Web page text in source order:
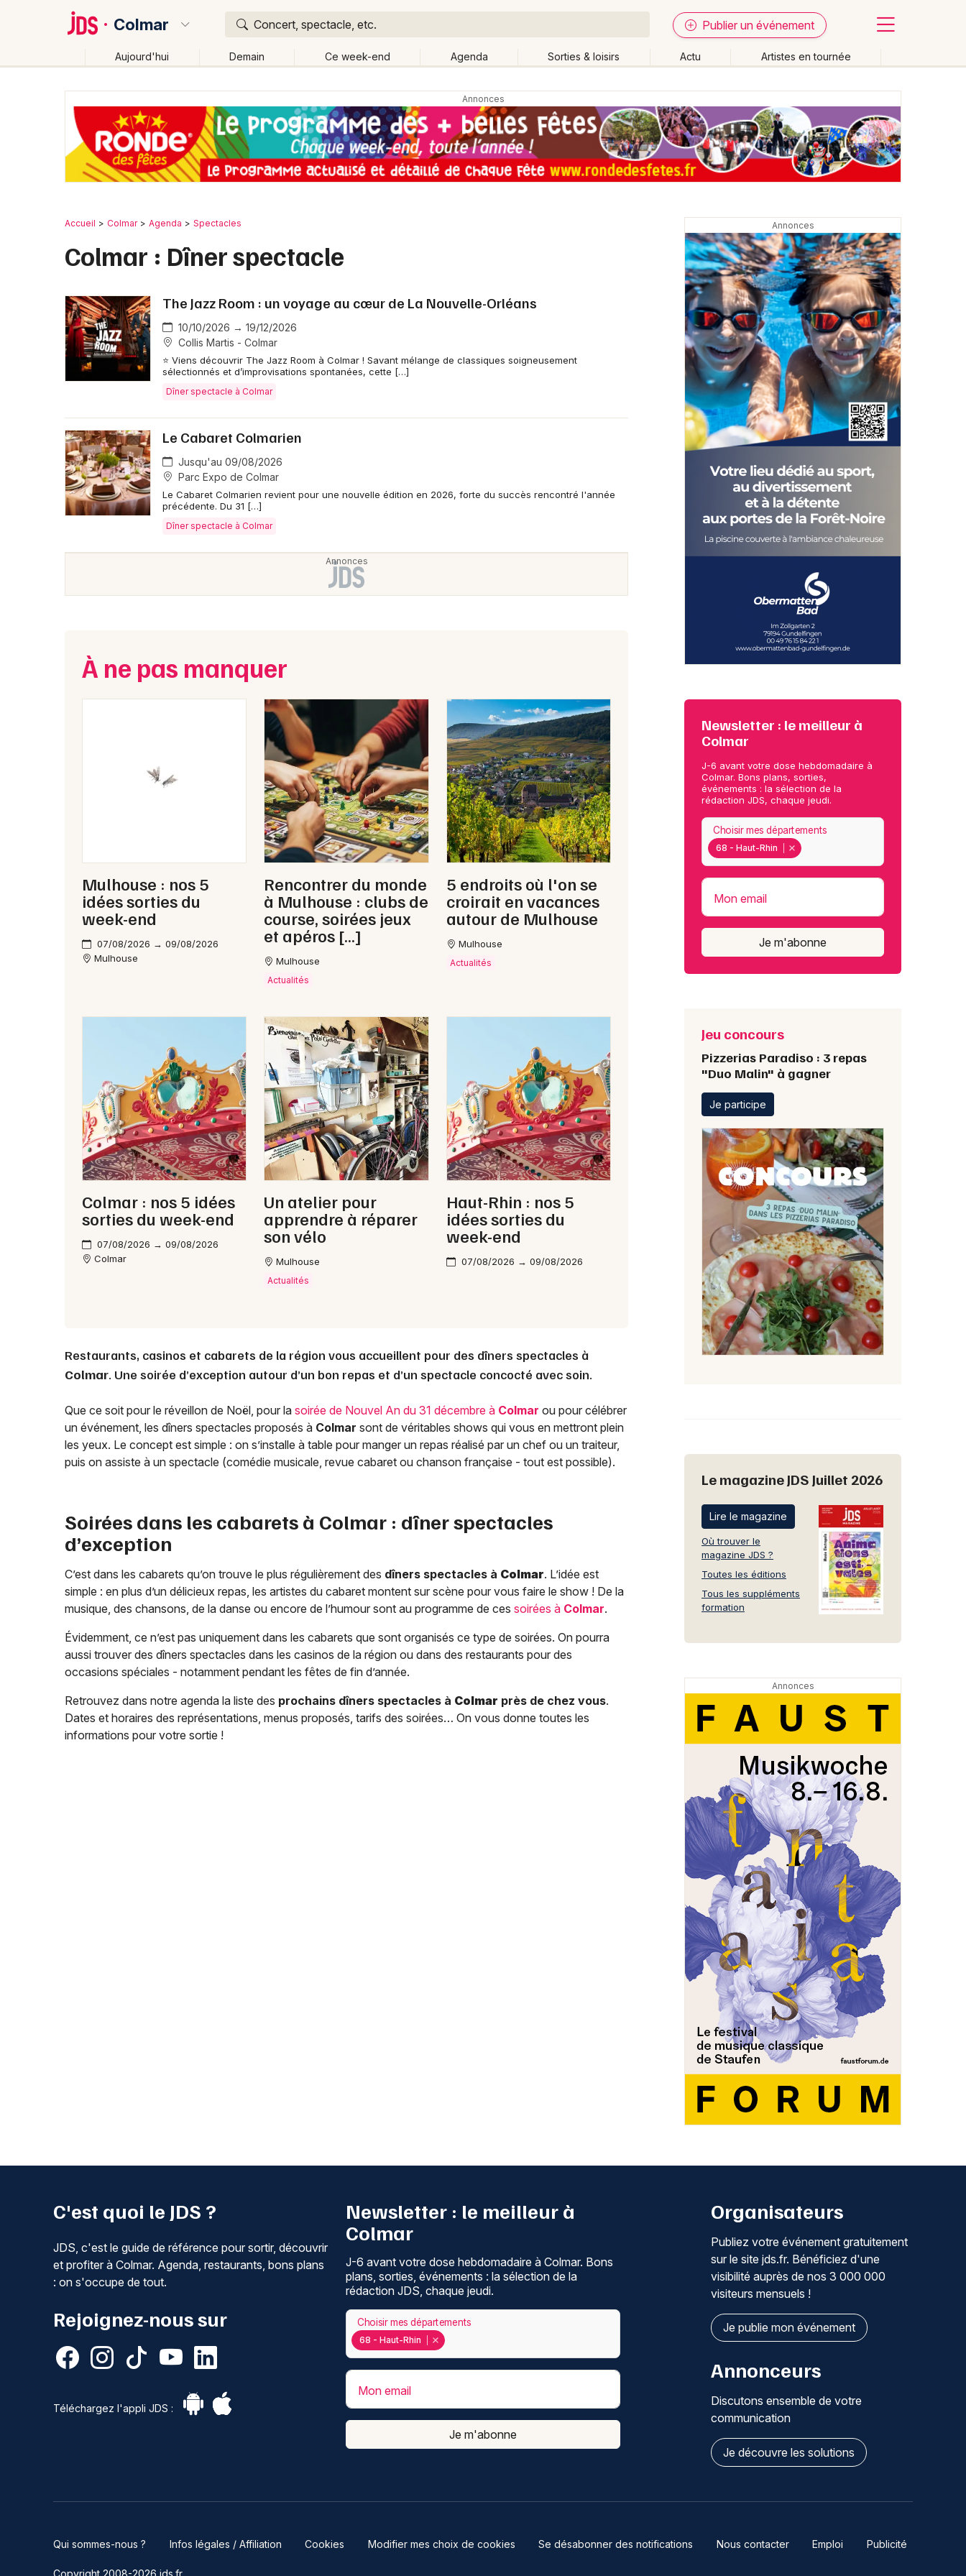
Colmar Concert, spectacle, etc. Publier un événement
Aujourd'hui Demain Ce week-end Agenda Sorties & loisirs Actu Artistes en tournée
Publier un événement
Grands événements
Concerts
Expos
Dîner spectacle en Alsace
Jeux concours
Newsletter des sorties
Artistes en tournée
Actus à Colmar
Magazine à Colmar
Actus tourisme & loisirs
Restaurants
68 - Haut-Rhin
Choisir mes départements
Mon email
Je m'abonne
Bordeaux
Marseille
Montpellier
Nice
Accueil Colmar Agenda Spectacles
Colmar : Dîner spectacle
The Jazz Room : un voyage au cœur de La Nouvelle-Orléans
10/10/2026 → 19/12/2026
Collis Martis - Colmar
⭐ Viens découvrir The Jazz Room à Colmar ! Savant mélange de classiques soigneusement
sélectionnés et d’improvisations spontanées, cette […]
Dîner spectacle à Colmar
Le Cabaret Colmarien
Jusqu'au 09/08/2026
Parc Expo de Colmar
Le Cabaret Colmarien revient pour une nouvelle édition en 2026, forte du succès rencontré l'année
précédente. Du 31 […]
Dîner spectacle à Colmar
À ne pas manquer
Mulhouse : nos 5
idées sorties du
week-end
07/08/2026 → 09/08/2026
Mulhouse
Rencontrer du monde
à Mulhouse : clubs de
course, soirées jeux
et apéros […]
Mulhouse
Actualités
5 endroits où l'on se
croirait en vacances
autour de Mulhouse
Mulhouse
Actualités
Colmar : nos 5 idées
sorties du week-end
07/08/2026 → 09/08/2026
Colmar
Un atelier pour
apprendre à réparer
son vélo
Mulhouse
Actualités
Haut-Rhin : nos 5
idées sorties du
week-end
07/08/2026 → 09/08/2026
Restaurants, casinos et cabarets de la région vous accueillent pour des dîners spectacles à
Colmar. Une soirée d’exception autour d’un bon repas et d’un spectacle concocté avec soin.
Que ce soit pour le réveillon de Noël, pour la soirée de Nouvel An du 31 décembre à Colmar ou pour célébrer
un événement, les dîners spectacles proposés à Colmar sont de véritables shows qui vous en mettront plein
les yeux. Le concept est simple : on s’installe à table pour manger un repas réalisé par un chef ou un traiteur,
puis on assiste à un spectacle (comédie musicale, revue cabaret ou chanson française - tout est possible).
Soirées dans les cabarets à Colmar : dîner spectacles
d’exception
C’est dans les cabarets qu’on trouve le plus régulièrement des dîners spectacles à Colmar. L’idée est
simple : en plus d’un délicieux repas, les artistes du cabaret montent sur scène pour vous faire le show ! De la
musique, des chansons, de la danse ou encore de l’humour sont au programme de ces soirées à Colmar.
Évidemment, ce n’est pas uniquement dans les cabarets que sont organisés ce type de soirées. On pourra
aussi trouver des dîners spectacles dans les casinos de la région ou dans des restaurants pour des
occasions spéciales - notamment pendant les fêtes de fin d’année.
Retrouvez dans notre agenda la liste des prochains dîners spectacles à Colmar près de chez vous.
Dates et horaires des représentations, menus proposés, tarifs des soirées… On vous donne toutes les
informations pour votre sortie !
Newsletter : le meilleur à
Colmar
J-6 avant votre dose hebdomadaire à
Colmar. Bons plans, sorties,
événements : la sélection de la
rédaction JDS, chaque jeudi.
68 - Haut-Rhin
Choisir mes départements
Mon email
Je m'abonne
Jeu concours
Pizzerias Paradiso : 3 repas
"Duo Malin" à gagner
Je participe
Le magazine JDS Juillet 2026
Lire le magazine
Où trouver le
magazine JDS ?
Toutes les éditions
Tous les suppléments
formation
C'est quoi le JDS ?
JDS, c'est le guide de référence pour sortir, découvrir
et profiter à Colmar. Agenda, restaurants, bons plans
: on s'occupe de tout.
Rejoignez-nous sur
Téléchargez l'appli JDS :
Newsletter : le meilleur à
Colmar
J-6 avant votre dose hebdomadaire à Colmar. Bons
plans, sorties, événements : la sélection de la
rédaction JDS, chaque jeudi.
68 - Haut-Rhin
Choisir mes départements
Mon email
Je m'abonne
Organisateurs
Publiez votre événement gratuitement
sur le site jds.fr. Bénéficiez d'une
visibilité auprès de nos 3 000 000
visiteurs mensuels !
Je publie mon événement
Annonceurs
Discutons ensemble de votre
communication
Je découvre les solutions
Qui sommes-nous ? Infos légales / Affiliation Cookies Modifier mes choix de cookies Se désabonner des notifications Nous contacter Emploi Publicité
Copyright 2008-2026 jds.fr
Où ?
Colmar et alentours Haut-Rhin (68) Alsace Partout
Près de moi
Quand ? Effacer les dates
Aujourd'hui Demain Ce week-end Autre